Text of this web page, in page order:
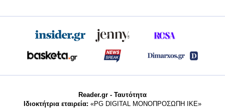
Reader.gr - Ταυτότητα
Ιδιοκτήτρια εταιρεία: «PG DIGITAL MONΟΠΡΟΣΩΠΗ ΙΚΕ»